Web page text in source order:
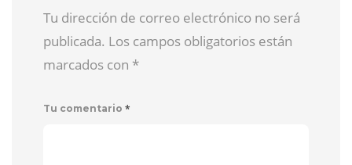
Tu dirección de correo electrónico no será
publicada. Los campos obligatorios están
marcados con *
Tu comentario *